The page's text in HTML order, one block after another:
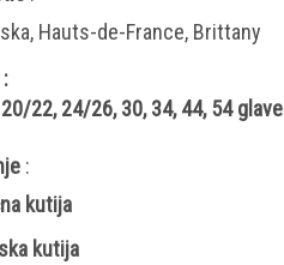
Hauts-de-France, Brittany
22, 24/26, 30, 34, 44, 54 glave
:
kutija
kutija